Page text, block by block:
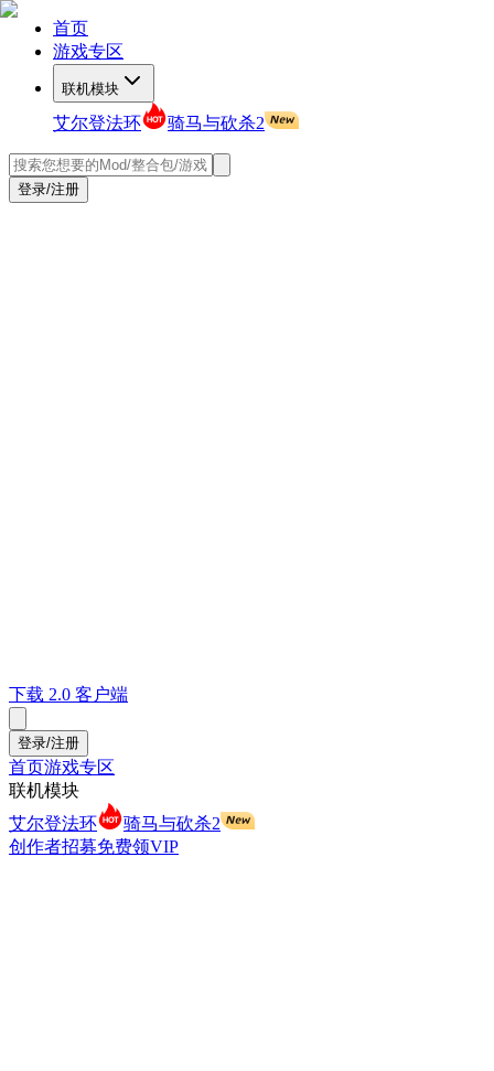
首页
游戏专区
联机模块
艾尔登法环 骑马与砍杀2
登录/注册
下载 2.0 客户端
登录/注册
首页游戏专区
联机模块
艾尔登法环
骑马与砍杀2
创作者招募免费领VIP